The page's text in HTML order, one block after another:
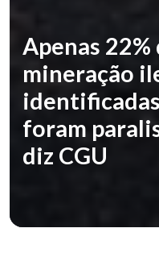
Apenas 22%
mineração
foram
diz CGU